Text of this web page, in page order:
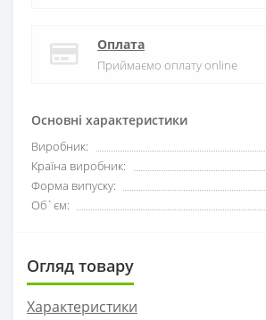
Основні характеристики
Виробник:
Країна виробник:
Форма випуску:
Об`єм:
Оплата
Приймаємо оплату online
Огляд товару
Характеристики